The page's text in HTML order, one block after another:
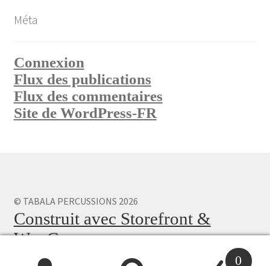
Méta
Connexion
Flux des publications
Flux des commentaires
Site de WordPress-FR
© TABALA PERCUSSIONS 2026
Construit avec Storefront &
WooCommerce
0